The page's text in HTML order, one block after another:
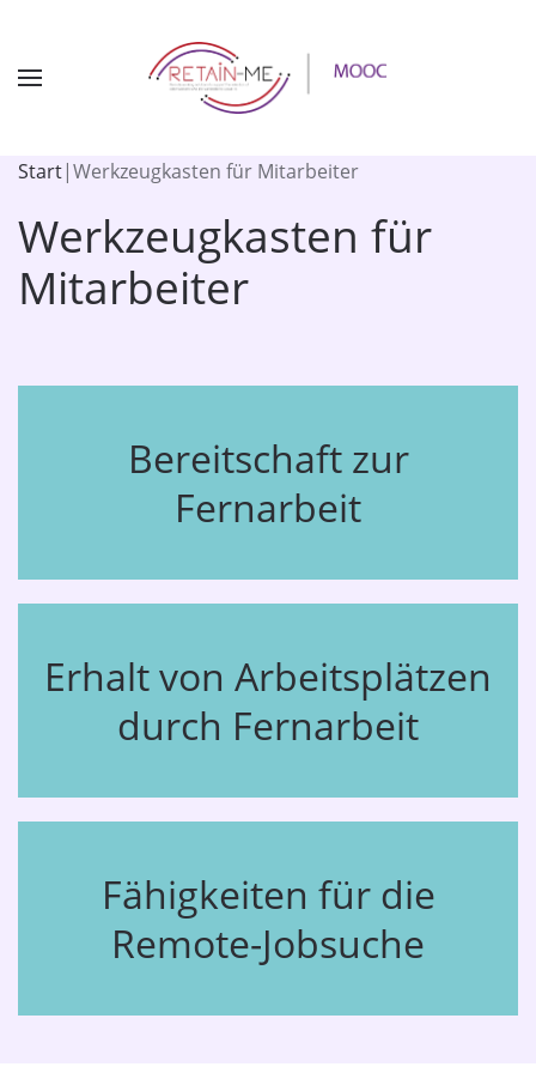
Start|Werkzeugkasten für Mitarbeiter
Werkzeugkasten für
Mitarbeiter
Bereitschaft zur
Fernarbeit
Erhalt von Arbeitsplätzen
durch Fernarbeit
Fähigkeiten für die
Remote-Jobsuche